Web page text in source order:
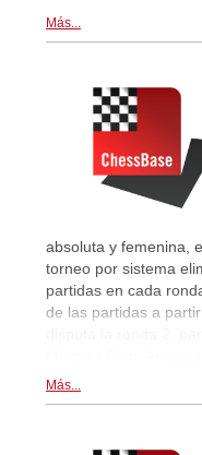
Más...
absoluta y femenina,
torneo por sistema
partidas en cada
de las partidas a
Más...